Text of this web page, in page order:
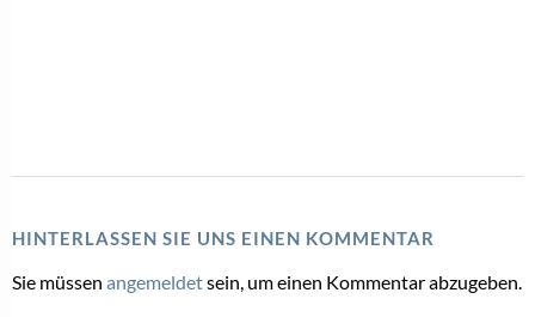
HINTERLASSEN SIE UNS EINEN KOMMENTAR
Sie müssen angemeldetsein, um einen Kommentar abzugeben.